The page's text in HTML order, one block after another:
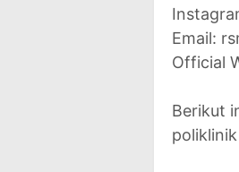
Email:
Official
Berikut